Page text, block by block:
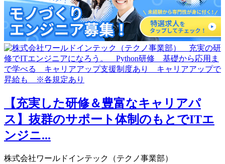
【充実した研修＆豊富なキャリアパ
ス】抜群のサポート体制のもとでITエ
ンジニ...
株式会社ワールドインテック（テクノ事業部）